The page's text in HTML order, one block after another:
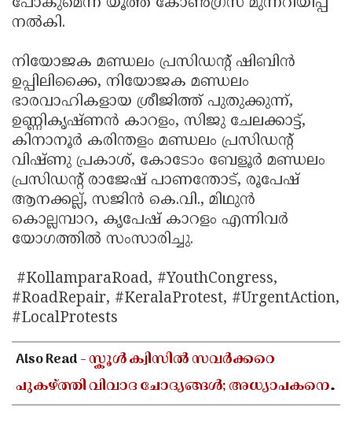
പോകുമെന്ന് യൂത്ത് കോൺഗ്രസ് മുന്നറിയിപ്പ്
നൽകി.
നിയോജക മണ്ഡലം പ്രസിഡന്റ് ഷിബിൻ
ഉപ്പിലിക്കൈ, നിയോജക മണ്ഡലം
ഭാരവാഹികളായ ശ്രീജിത്ത് പുതുക്കുന്ന്,
ഉണ്ണികൃഷ്ണൻ കാറളം, സിജു ചേലക്കാട്ട്,
കിനാനൂർ കരിന്തളം മണ്ഡലം പ്രസിഡന്റ്
വിഷ്ണു പ്രകാശ്, കോടോം ബേളൂർ മണ്ഡലം
പ്രസിഡന്റ് രാജേഷ് പാണന്തോട്, രൂപേഷ്
ആനക്കല്ല്, സജിൻ കെ.വി., മിഥുൻ
കൊല്ലമ്പാറ, കൃപേഷ് കാറളം എന്നിവർ
യോഗത്തിൽ സംസാരിച്ചു.
#KollamparaRoad, #YouthCongress,
#RoadRepair, #KeralaProtest, #UrgentAction,
#LocalProtests
Also Read -സ്കൂൾ ക്വിസിൽ സവർക്കറെ
പുകഴ്ത്തി വിവാദ ചോദ്യങ്ങൾ; അധ്യാപകനെ